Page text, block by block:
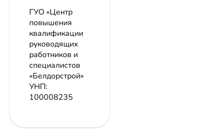
ГУО «Центр
повышения
квалификации
руководящих
работников и
специалистов
«Белдорстрой»
УНП:
100008235